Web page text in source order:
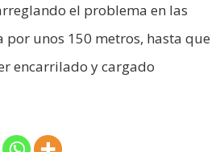
el problema en las
por unos 150 metros, hasta que
encarrilado y cargado